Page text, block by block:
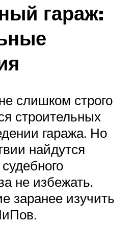
гараж:
слишком строго
строительных
гаража. Но
найдутся
не избежать.
заранее изучить